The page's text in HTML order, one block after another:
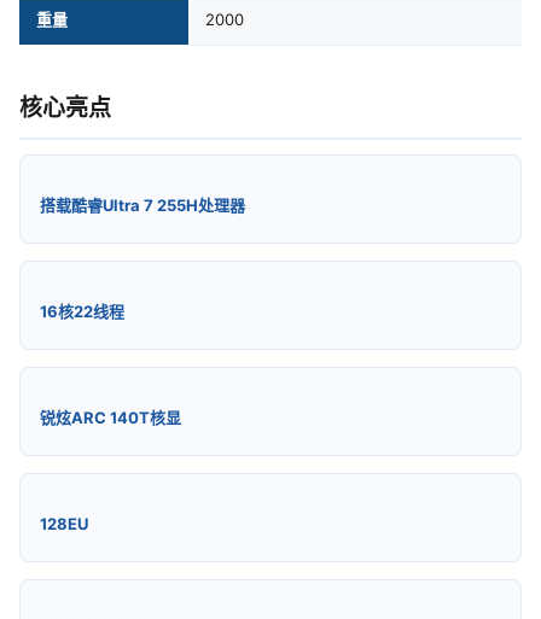
重量 2000
核心亮点
搭载酷睿Ultra 7 255H处理器
16核22线程
锐炫ARC 140T核显
128EU